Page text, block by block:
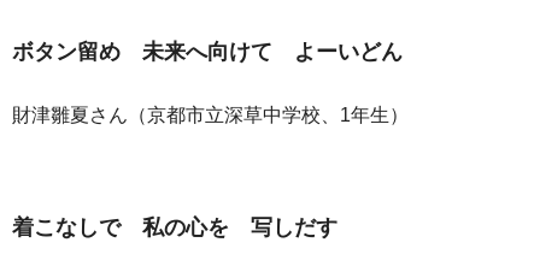
ボタン留め 未来へ向けて よーいどん
財津雛夏さん（京都市立深草中学校、1年生）
着こなしで 私の心を 写しだす